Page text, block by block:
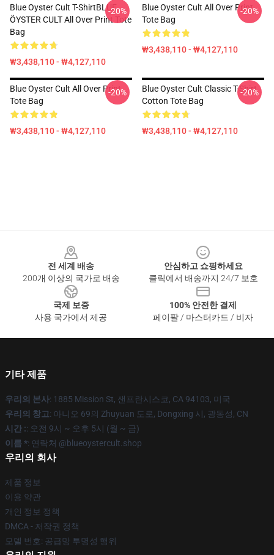
Blue Oyster Cult T-ShirtBLUE
ÖYSTER CULT All Over Print Tote
Bag
₩3,438,110 - ₩4,127,110
-20%
Blue Oyster Cult All Over Print
Tote Bag
₩3,438,110 - ₩4,127,110
-20%
Blue Oyster Cult All Over Print
Tote Bag
₩3,438,110 - ₩4,127,110
-20%
Blue Oyster Cult Classic T-Shirt
Cotton Tote Bag
₩3,438,110 - ₩4,127,110
-20%
전 세계 배송
200개 이상의 국가로 배송
안심하고 쇼핑하세요
클릭에서 배송까지 24/7 보호
국제 보증
사용 국가에서 제공
100% 안전한 결제
페이팔 / 마스터카드 / 비자
기타 제품
우리의 본사: 1885 Mission St, 샌프란시스코, CA 94103, 미국
우리의 창고: 아니오 69의 Zhuyuan 도로, Dongxing 시, 광동성, CN
시간 :: 오전 9시 ~ 오후 5시 (월 ~ 금)
이름 *: 연락처 @blueoystercult.shop
우리의 회사
제품 정보
이용 약관
개인 정보 정책
DMCA - 저작권 정책
모델 번호: 공급망 투명성 행위